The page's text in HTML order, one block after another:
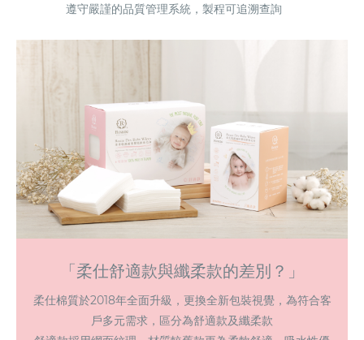
遵守嚴謹的品質管理系統，製程可追溯查詢
「柔仕舒適款與纖柔款的差別？」
柔仕棉質於2018年全面升級，更換全新包裝視覺，為符合客
戶多元需求，區分為舒適款及纖柔款